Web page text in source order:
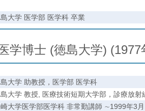
大学 医学部 医学科 卒業
学博士 (徳島大学) (1977
大学 助教授，医学部 医学科
大学 教授, 医療技術短期大学部，診療放射
大学医学部医学科 非常勤講師 ∼1999年3月